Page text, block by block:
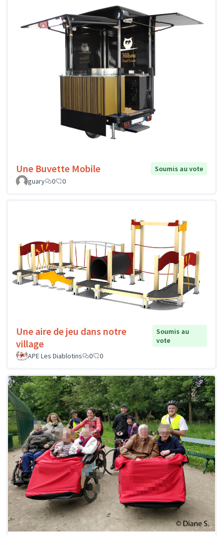
Une Buvette Mobile
Soumis au vote
guary
0 0
Une aire de jeu dans notre
village
Soumis au
vote
APE Les Diablotins
0 0